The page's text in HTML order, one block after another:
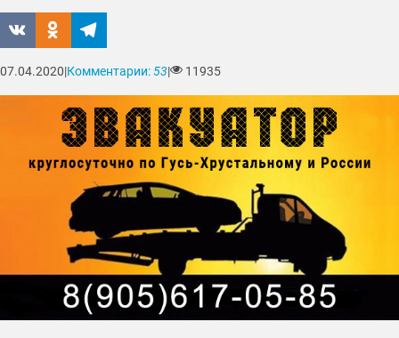
07.04.2020|Комментарии:53| 11935